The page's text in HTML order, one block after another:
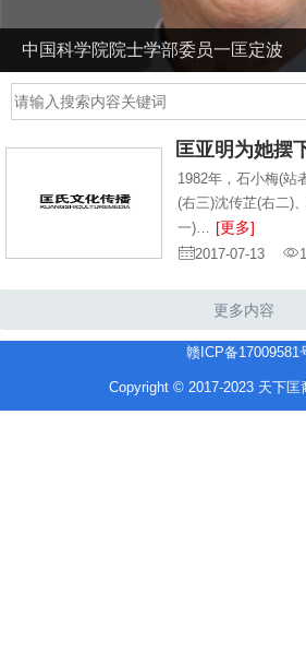
中国科学院院士学部委员一匡定波
匡亚明为她摆
1982年，石小梅(站
(右三)沈传芷(右二)
一)…
[更多]
2017-07-13
更多内容
赣ICP备17009581
Copyright © 2017-2023 天下匡